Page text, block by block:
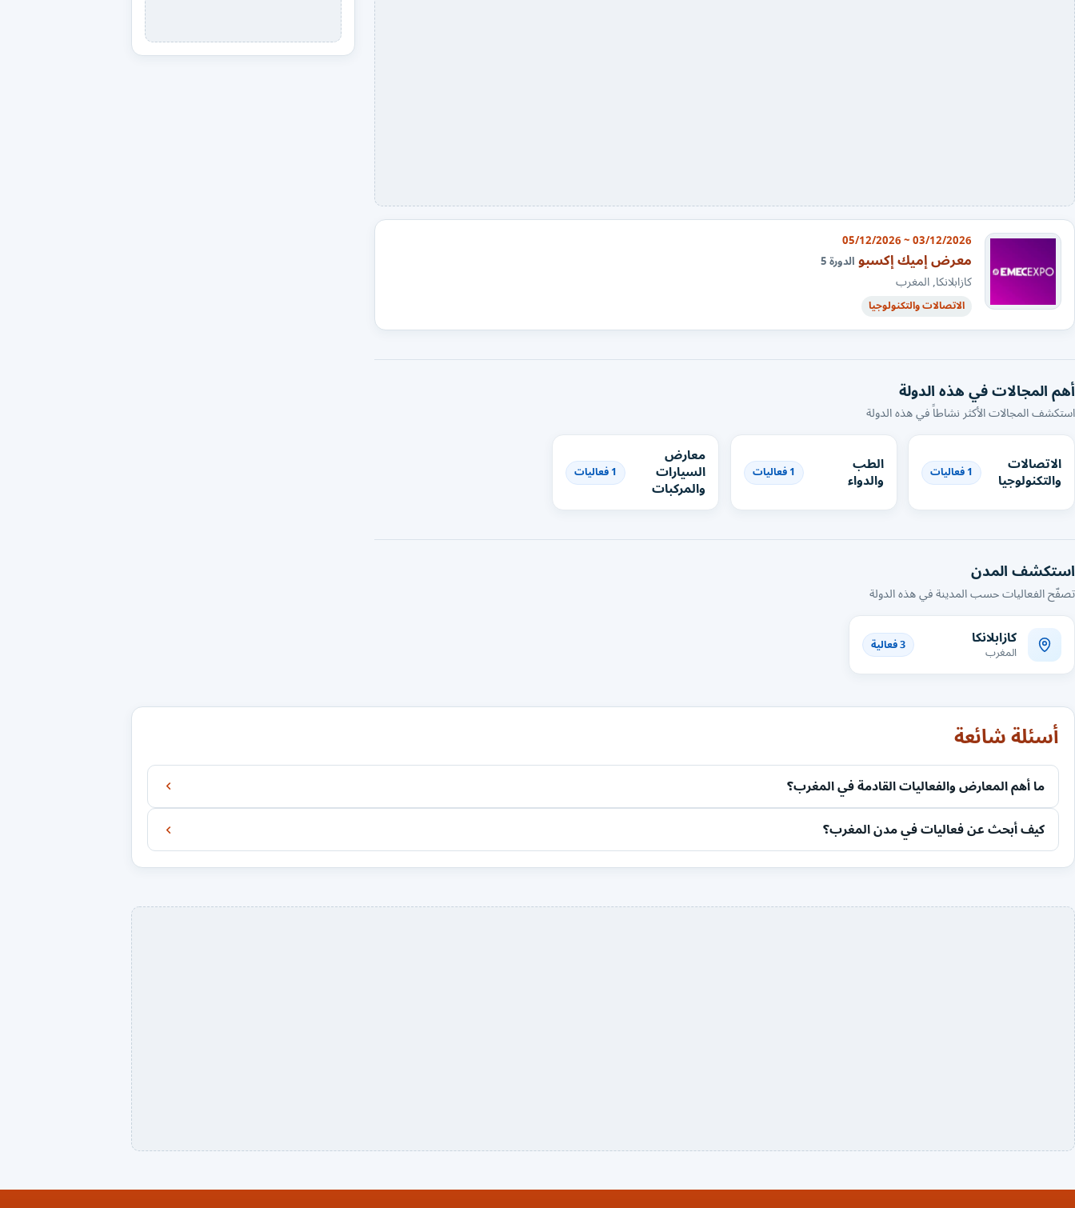
03/12/2026 ~ 05/12/2026
معرض إميك إكسبوالدورة 5
كازابلانكا, المغرب
الاتصالات والتكنولوجيا
أهم المجالات في هذه الدولة
استكشف المجالات الأكثر نشاطاً في هذه الدولة
الاتصالات
والتكنولوجيا 1 فعاليات الطب
والدواء 1 فعاليات
معارض
السيارات
والمركبات
1 فعاليات
استكشف المدن
تصفّح الفعاليات حسب المدينة في هذه الدولة
كازابلانكا
المغرب 3 فعالية
أسئلة شائعة
ما أهم المعارض والفعاليات القادمة في المغرب؟
كيف أبحث عن فعاليات في مدن المغرب؟